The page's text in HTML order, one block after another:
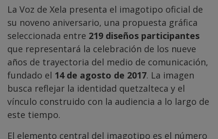
La Voz de Xela presenta el imagotipo oficial de
su noveno aniversario, una propuesta gráfica
seleccionada entre 219 diseños participantes
que representará la celebración de los nueve
años de trayectoria del medio de comunicación,
fundado el 14 de agosto de 2017. La imagen
busca reflejar la identidad quetzalteca y el
vínculo construido con la audiencia a lo largo de
este tiempo.
El elemento central del imagotipo es el número